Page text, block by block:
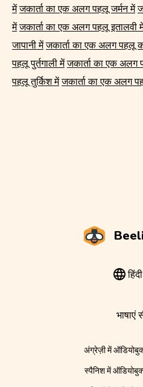
में जकार्ता का एक अलग पहलू जर्मन में
में जकार्ता का एक अलग पहलू इतालवी
जापानी में जकार्ता का एक अलग पहलू
पहलू पुर्तगाली में जकार्ता का एक
पहलू तुर्किश में जकार्ता का एक अलग
हिंदी
भाषाएं
अंग्रेज़ी में
स्पैनिश में